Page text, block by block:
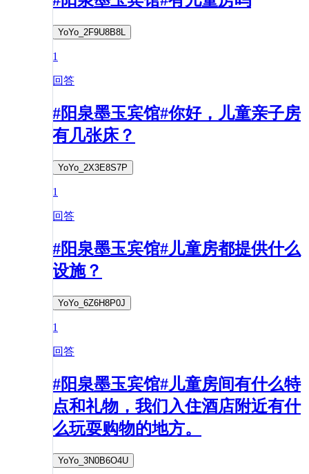
YoYo_2F9U8B8L
1
回答
#阳泉墨玉宾馆#你好，儿童亲子房
有几张床？
YoYo_2X3E8S7P
1
回答
#阳泉墨玉宾馆#儿童房都提供什么
设施？
YoYo_6Z6H8P0J
1
回答
#阳泉墨玉宾馆#儿童房间有什么特
点和礼物，我们入住酒店附近有什
么玩耍购物的地方。
YoYo_3N0B6O4U